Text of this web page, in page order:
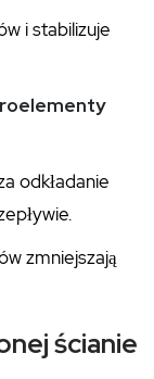
i stabilizuje
odkładanie
zmniejszają
ścianie